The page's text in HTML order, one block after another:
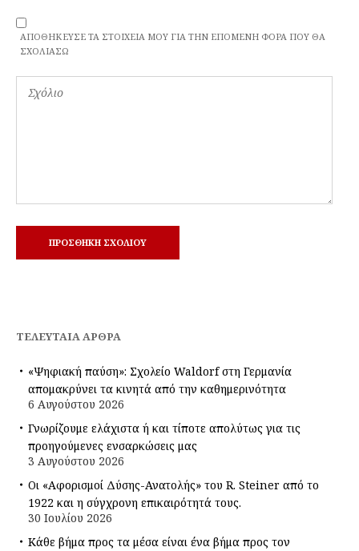
ΑΠΟΘΉΚΕΥΣΕ ΤΑ ΣΤΟΙΧΕΊΑ ΜΟΥ ΓΙΑ ΤΗΝ ΕΠΌΜΕΝΗ ΦΟΡΆ ΠΟΥ ΘΑ
ΣΧΟΛΙΆΣΩ
ΤΕΛΕΥΤΑΊΑ ΆΡΘΡΑ
«Ψηφιακή παύση»: Σχολείο Waldorf στη Γερμανία
απομακρύνει τα κινητά από την καθημερινότητα
6 Αυγούστου 2026
Γνωρίζουμε ελάχιστα ή και τίποτε απολύτως για τις
προηγούμενες ενσαρκώσεις μας
3 Αυγούστου 2026
Οι «Αφορισμοί Δύσης-Ανατολής» του R. Steiner από το
1922 και η σύγχρονη επικαιρότητά τους.
30 Ιουλίου 2026
Κάθε βήμα προς τα μέσα είναι ένα βήμα προς τον